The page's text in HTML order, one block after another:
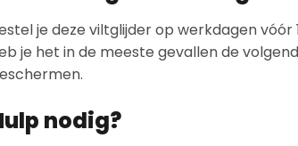
je deze viltglijder op werkdagen
je het in de meeste gevallen de
nodig?